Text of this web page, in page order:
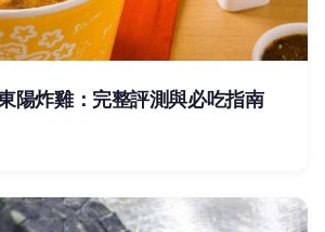
陽炸雞：完整評測與必吃指南